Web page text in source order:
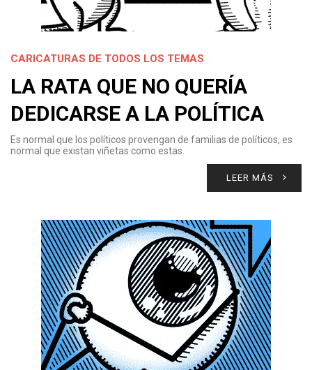
CARICATURAS DE TODOS LOS TEMAS
LA RATA QUE NO QUERÍA
DEDICARSE A LA POLÍTICA
Es normal que los políticos provengan de familias de políticos, es
normal que existan viñetas como estas.
LEER MÁS